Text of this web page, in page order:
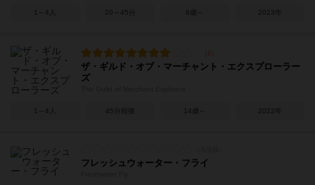
1～4人 20～45分 8歳～ 2023年
ザ・ギルド・オブ・マーチャント・エクスプローラー
ズ
1～4人 45分前後 14歳～ 2022年
フレッシュウォーター・フライ